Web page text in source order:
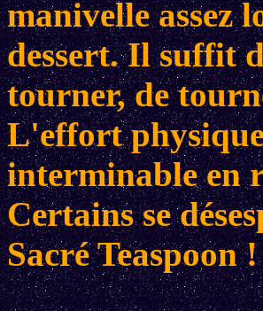
manivelle assez
dessert. Il suffit
tourner, de
L'effort
interminable en
Certains se
Sacré Teaspoon !